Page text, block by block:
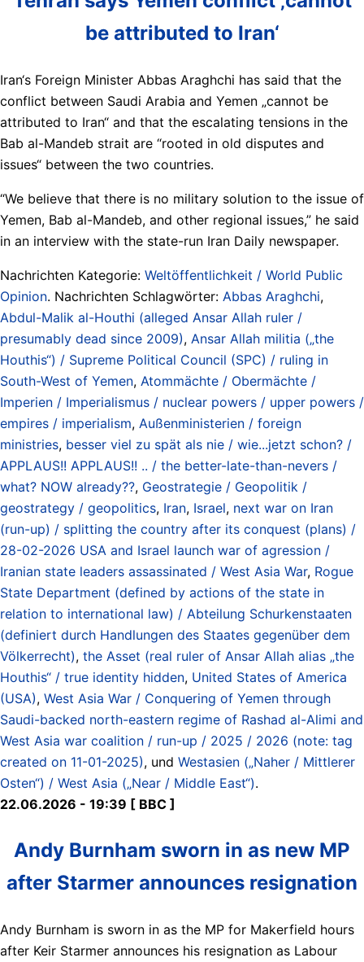
be attributed to Iran‘
Iran‘s Foreign Minister Abbas Araghchi has said that the
conflict between Saudi Arabia and Yemen „cannot be
attributed to Iran“ and that the escalating tensions in the
Bab al-Mandeb strait are “rooted in old disputes and
issues“ between the two countries.
“We believe that there is no military solution to the issue of
Yemen, Bab al-Mandeb, and other regional issues,” he said
in an interview with the state-run Iran Daily newspaper.
Nachrichten Kategorie: Weltöffentlichkeit / World Public
Opinion. Nachrichten Schlagwörter: Abbas Araghchi,
Abdul-Malik al-Houthi (alleged Ansar Allah ruler /
presumably dead since 2009), Ansar Allah militia („the
Houthis“) / Supreme Political Council (SPC) / ruling in
South-West of Yemen, Atommächte / Obermächte /
Imperien / Imperialismus / nuclear powers / upper powers /
empires / imperialism, Außenministerien / foreign
ministries, besser viel zu spät als nie / wie...jetzt schon? /
APPLAUS!! APPLAUS!! .. / the better-late-than-nevers /
what? NOW already??, Geostrategie / Geopolitik /
geostrategy / geopolitics, Iran, Israel, next war on Iran
(run-up) / splitting the country after its conquest (plans) /
28-02-2026 USA and Israel launch war of agression /
Iranian state leaders assassinated / West Asia War, Rogue
State Department (defined by actions of the state in
relation to international law) / Abteilung Schurkenstaaten
(definiert durch Handlungen des Staates gegenüber dem
Völkerrecht), the Asset (real ruler of Ansar Allah alias „the
Houthis“ / true identity hidden, United States of America
(USA), West Asia War / Conquering of Yemen through
Saudi-backed north-eastern regime of Rashad al-Alimi and
West Asia war coalition / run-up / 2025 / 2026 (note: tag
created on 11-01-2025), und Westasien („Naher / Mittlerer
Osten“) / West Asia („Near / Middle East“).
22.06.2026 - 19:39 [ BBC ]
Andy Burnham sworn in as new MP
after Starmer announces resignation
Andy Burnham is sworn in as the MP for Makerfield hours
after Keir Starmer announces his resignation as Labour